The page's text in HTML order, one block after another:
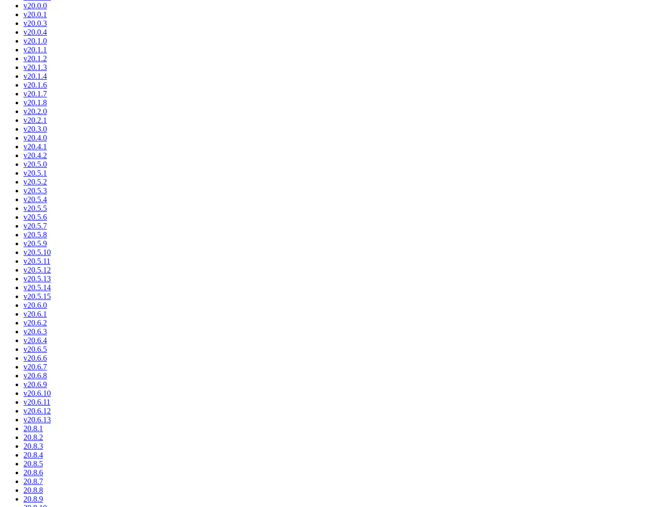
v20.0.0
v20.0.1
v20.0.3
v20.0.4
v20.1.0
v20.1.1
v20.1.2
v20.1.3
v20.1.4
v20.1.6
v20.1.7
v20.1.8
v20.2.0
v20.2.1
v20.3.0
v20.4.0
v20.4.1
v20.4.2
v20.5.0
v20.5.1
v20.5.2
v20.5.3
v20.5.4
v20.5.5
v20.5.6
v20.5.7
v20.5.8
v20.5.9
v20.5.10
v20.5.11
v20.5.12
v20.5.13
v20.5.14
v20.5.15
v20.6.0
v20.6.1
v20.6.2
v20.6.3
v20.6.4
v20.6.5
v20.6.6
v20.6.7
v20.6.8
v20.6.9
v20.6.10
v20.6.11
v20.6.12
v20.6.13
20.8.1
20.8.2
20.8.3
20.8.4
20.8.5
20.8.6
20.8.7
20.8.8
20.8.9